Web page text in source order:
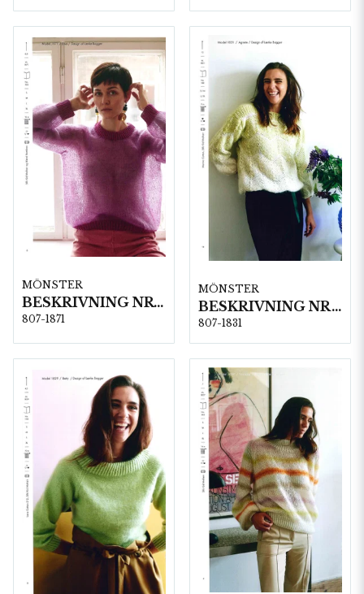
MÖNSTER
BESKRIVNING NR 1871
807-1871
MÖNSTER
BESKRIVNING NR1831
807-1831